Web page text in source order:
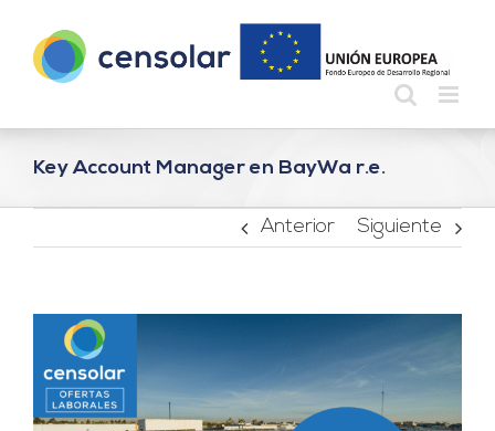
contenido
Key Account Manager en BayWa r.e.
Anterior Siguiente
imagen
más
grande